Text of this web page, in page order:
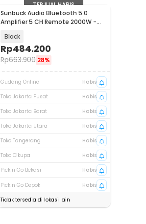
TERJUAL HABIS
Sunbuck Audio Bluetooth 5.0
Amplifier 5 CH Remote 2000W -
Black
Rp484.200
Rp663.900 28%
Gudang Online
Habis
Toko Jakarta Pusat
Habis
Toko Jakarta Barat
Habis
Toko Jakarta Utara
Habis
Toko Tangerang
Habis
Toko Cikupa
Habis
Pick n Go Bekasi
Habis
Pick n Go Depok
Habis
Tidak tersedia di lokasi lain